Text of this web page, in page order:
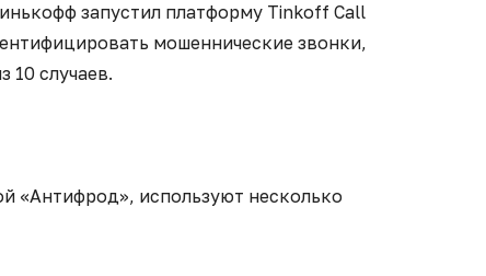
запустил платформу Tinkoff Call
мошеннические звонки,
10 случаев.
«Антифрод», используют несколько